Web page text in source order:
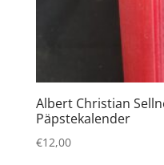
Albert Christian
Päpstekalender
€12,00